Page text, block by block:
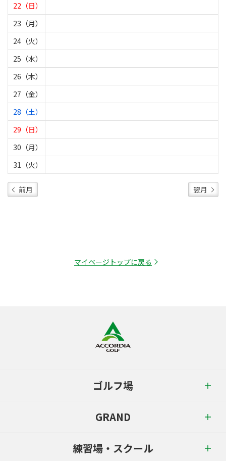
22（日）
23（月）
24（火）
25（水）
26（木）
27（金）
28（土）
29（日）
30（月）
31（火）
前月 翌月
マイページトップに戻る
ゴルフ場
GRAND
練習場・スクール